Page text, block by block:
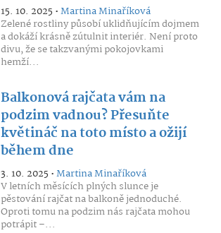
15. 10. 2025 •Martina Minaříková
Zelené rostliny působí uklidňujícím dojmem
a dokáží krásně zútulnit interiér. Není proto
divu, že se takzvanými pokojovkami
hemží...
Balkonová rajčata vám na
podzim vadnou? Přesuňte
květináč na toto místo a ožijí
během dne
3. 10. 2025 •Martina Minaříková
V letních měsících plných slunce je
pěstování rajčat na balkoně jednoduché.
Oproti tomu na podzim nás rajčata mohou
potrápit –...